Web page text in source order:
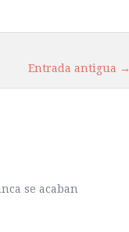
Entrada antigua →
se acaban